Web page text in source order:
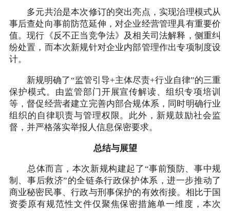
多元共治是本次修订的突出亮点，实现治理模式从
事后查处向事前防范延伸，对企业经营管理具有重要价
值。现行《反不正当竞争法》及相关司法解释，侧重纠
纷处置，而本次新规针对企业内部管理作出专项制度设
计。
新规明确了“监管引导+主体尽责+行业自律”的三重
保护模式。由监管部门开展宣传解读、组织专项培训
等，督促经营者建立完善内部合规体系，同时明确行业
组织的自律职责与管理权限。此外，新规鼓励社会监
督，并严格落实举报人信息保密要求。
总结与展望
总体而言，本次新规构建起了“事前预防、事中规
制、事后救济”的全链条行政保护体系，进一步推动了
商业秘密民事、行政与刑事保护的有效衔接。相比于国
资委原有规范性文件仅聚焦保密措施单一维度，本次